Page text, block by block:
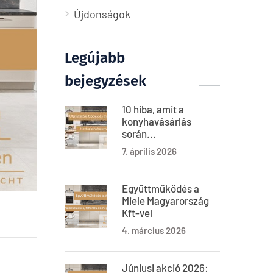
Újdonságok
Legújabb
bejegyzések
10 hiba, amit a
konyhavásárlás
során...
7. április 2026
Együttműködés a
Miele Magyarország
Kft-vel
4. március 2026
Júniusi akció 2026: